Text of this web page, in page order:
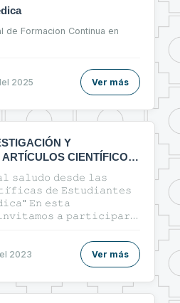
de Formacion Continua en
2025 Ver más
Y
CIENTÍFICOS
𝚜𝚊𝚕𝚞𝚍𝚘 𝚍𝚎𝚜𝚍𝚎 𝚕𝚊𝚜
𝚍𝚎 𝙴𝚜𝚝𝚞𝚍𝚒𝚊𝚗𝚝𝚎𝚜
𝙴𝚗 𝚎𝚜𝚝𝚊
𝚊 𝚙𝚊𝚛𝚝𝚒𝚌𝚒𝚙𝚊𝚛
ᴄɪᴇɴᴛɪ́ғɪᴄᴏs ᴇɴ ᴇʟ ᴀ́ʀᴇᴀ ᴅᴇ ʟᴀ
2023 Ver más